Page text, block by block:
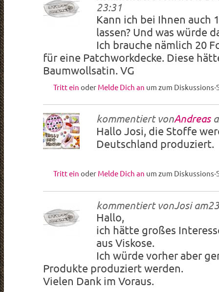
23:31
Kann ich bei Ihnen auch
lassen? Und was würde
Ich brauche nämlich 20
für eine Patchworkdecke. Diese
Baumwollsatin. VG
Tritt ein oder Melde Dich an um zum
kommentiert vonAndreas
Hallo Josi, die Stoffe
Deutschland produziert.
Tritt ein oder Melde Dich an um zum
kommentiert vonJosiam
Hallo,
ich hätte großes
aus Viskose.
Ich würde vorher aber
Produkte produziert werden.
Vielen Dank im Voraus.